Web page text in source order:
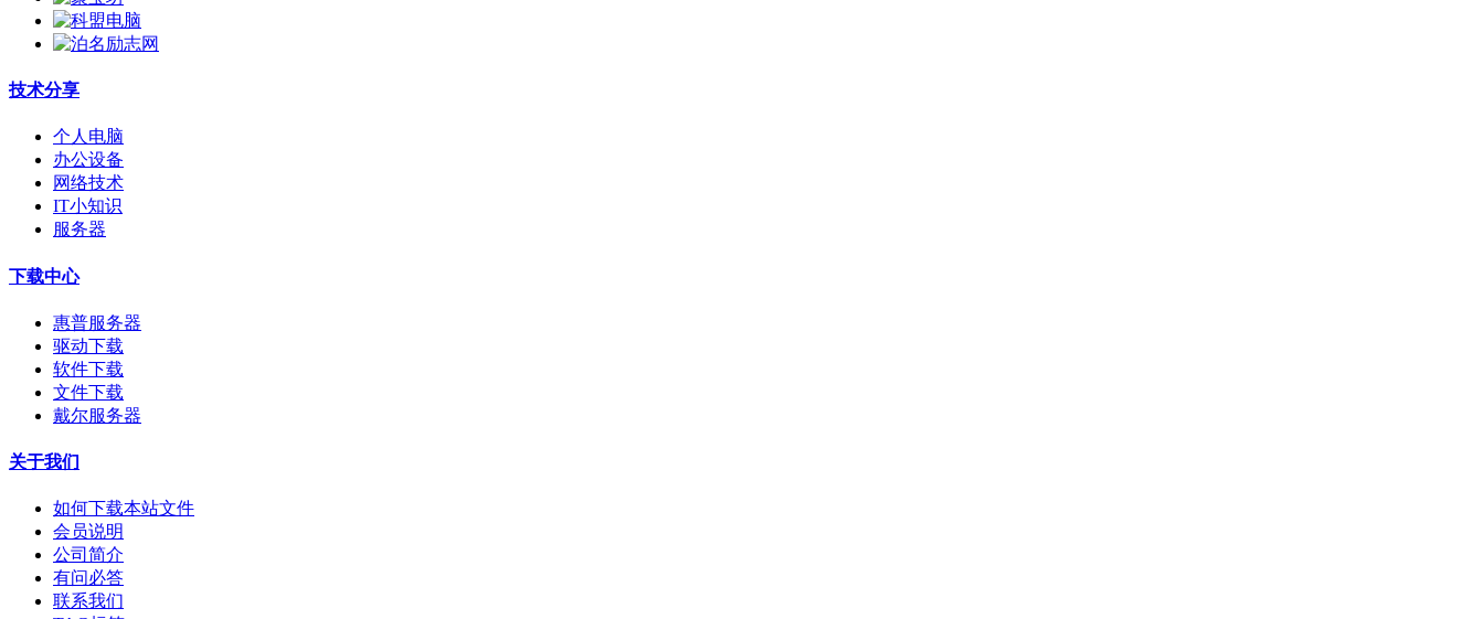
技术分享
个人电脑
办公设备
网络技术
IT小知识
服务器
下载中心
惠普服务器
驱动下载
软件下载
文件下载
戴尔服务器
关于我们
如何下载本站文件
会员说明
公司简介
有问必答
联系我们